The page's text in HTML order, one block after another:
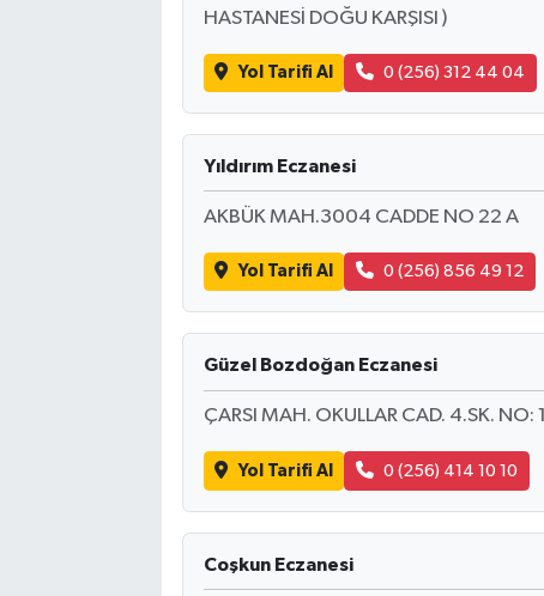
HASTANESİ DOĞU KARŞISI )
Yol Tarifi Al 0 (256) 312 44 04
Yıldırım Eczanesi
AKBÜK MAH.3004 CADDE NO 22 A
Yol Tarifi Al 0 (256) 856 49 12
Güzel Bozdoğan Eczanesi
ÇARSI MAH. OKULLAR CAD. 4.SK. NO:
Yol Tarifi Al 0 (256) 414 10 10
Coşkun Eczanesi